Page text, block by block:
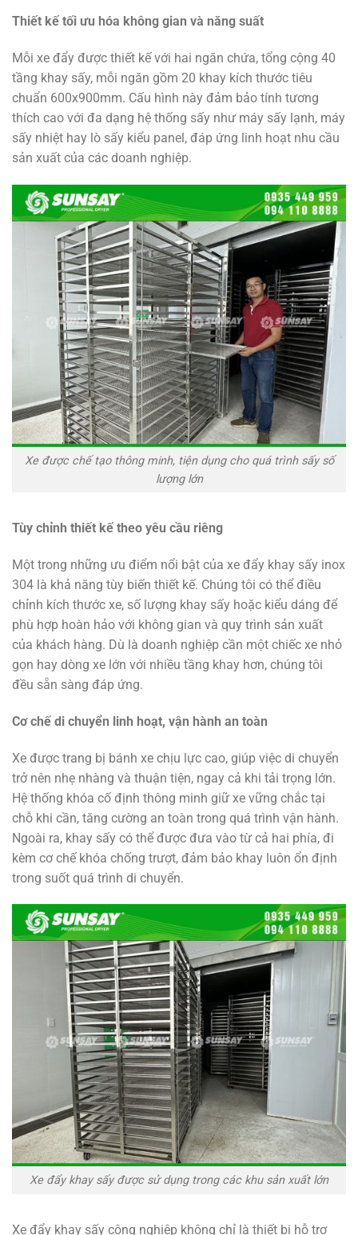
Thiết kế tối ưu hóa không gian và năng suất
Mỗi xe đẩy được thiết kế với hai ngăn chứa, tổng cộng 40
tầng khay sấy, mỗi ngăn gồm 20 khay kích thước tiêu
chuẩn 600x900mm. Cấu hình này đảm bảo tính tương
thích cao với đa dạng hệ thống sấy như máy sấy lạnh, máy
sấy nhiệt hay lò sấy kiểu panel, đáp ứng linh hoạt nhu cầu
sản xuất của các doanh nghiệp.
Xe được chế tạo thông minh, tiện dụng cho quá trình sấy số
lượng lớn
Tùy chỉnh thiết kế theo yêu cầu riêng
Một trong những ưu điểm nổi bật của xe đẩy khay sấy inox
304 là khả năng tùy biến thiết kế. Chúng tôi có thể điều
chỉnh kích thước xe, số lượng khay sấy hoặc kiểu dáng để
phù hợp hoàn hảo với không gian và quy trình sản xuất
của khách hàng. Dù là doanh nghiệp cần một chiếc xe nhỏ
gọn hay dòng xe lớn với nhiều tầng khay hơn, chúng tôi
đều sẵn sàng đáp ứng.
Cơ chế di chuyển linh hoạt, vận hành an toàn
Xe được trang bị bánh xe chịu lực cao, giúp việc di chuyển
trở nên nhẹ nhàng và thuận tiện, ngay cả khi tải trọng lớn.
Hệ thống khóa cố định thông minh giữ xe vững chắc tại
chỗ khi cần, tăng cường an toàn trong quá trình vận hành.
Ngoài ra, khay sấy có thể được đưa vào từ cả hai phía, đi
kèm cơ chế khóa chống trượt, đảm bảo khay luôn ổn định
trong suốt quá trình di chuyển.
Xe đẩy khay sấy được sử dụng trong các khu sản xuất lớn
Xe đẩy khay sấy công nghiệp không chỉ là thiết bị hỗ trợ